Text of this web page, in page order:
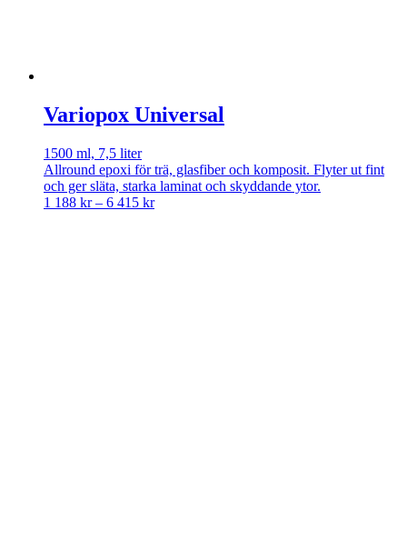
Variopox Universal
1500 ml, 7,5 liter
Allround epoxi för trä, glasfiber och komposit. Flyter ut fint
och ger släta, starka laminat och skyddande ytor.
1 188 kr – 6 415 krPrice